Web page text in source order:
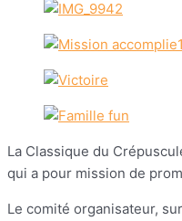
La Classique du
qui a pour mission de
Le comité organisateur,